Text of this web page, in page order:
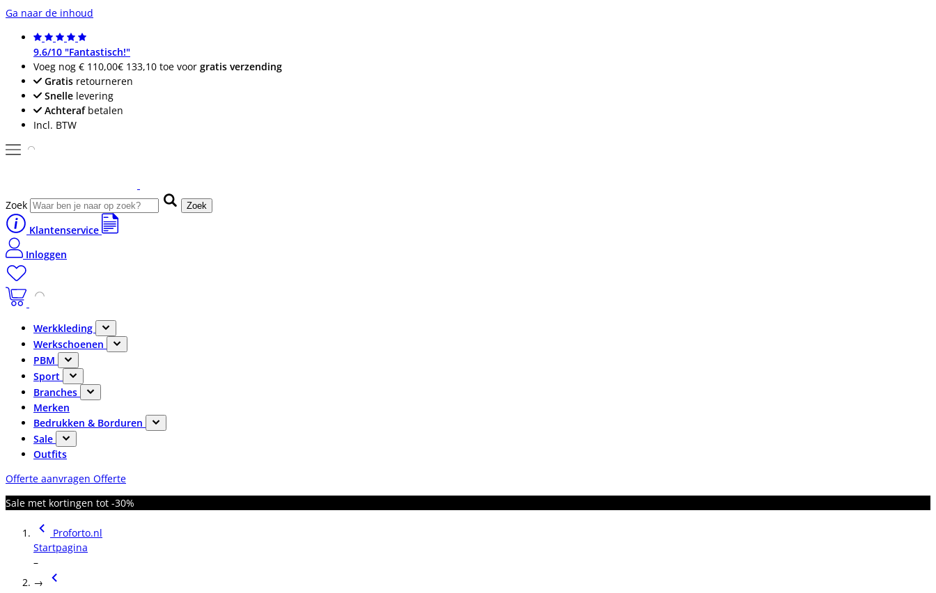
Ga naar de inhoud
9.6/10 "Fantastisch!"
Voeg nog € 110,00€ 133,10 toe voor gratis verzending
Gratis retourneren
Snelle levering
Achterafbetalen
Incl. BTW
Zoek Zoek
Klantenservice
Inloggen
Werkkleding
Werkschoenen
PBM
Sport
Branches
Merken
Bedrukken & Borduren
Sale
Outfits
Offerte aanvragen Offerte
Sale met kortingen tot -30%
Proforto.nl
Startpagina
–
→